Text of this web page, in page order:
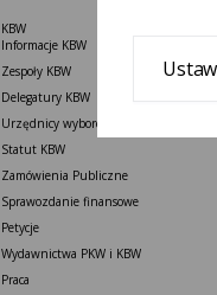
KBW
Informacje KBW
Zespoły KBW
Delegatury ​KBW
Urzędnicy wyborczy
Statut K​BW
Zamówienia Publiczne
Sprawozdanie finansowe
Petycje
Wydawnictwa PKW i KBW
Praca